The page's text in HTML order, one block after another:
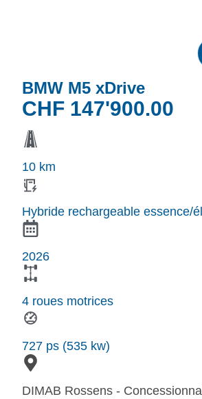
BMW M5 xDrive
CHF 147'900.00
10 km
Hybride rechargeable essence/
2026
4 roues motrices
727 ps (535 kw)
DIMAB Rossens -